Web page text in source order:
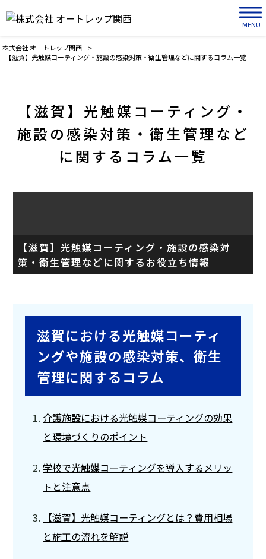
MENU
株式会社 オートレップ関西
>
【滋賀】光触媒コーティング・施設の感染対策・衛生管理などに関するコラム一覧
【滋賀】光触媒コーティング・
施設の感染対策・衛生管理など
に関するコラム一覧
【滋賀】光触媒コーティング・施設の感染対
策・衛生管理などに関するお役立ち情報
滋賀における光触媒コーティ
ングや施設の感染対策、衛生
管理に関するコラム
介護施設における光触媒コーティングの効果
と環境づくりのポイント
学校で光触媒コーティングを導入するメリッ
トと注意点
【滋賀】光触媒コーティングとは？費用相場
と施工の流れを解説